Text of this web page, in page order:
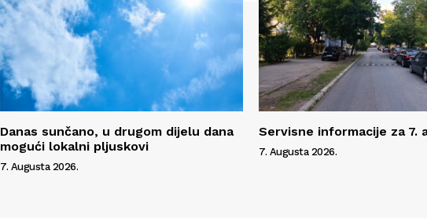
Danas sunčano, u drugom dijelu dana
mogući lokalni pljuskovi
7. Augusta 2026.
Servisne informacije za 7.
7. Augusta 2026.